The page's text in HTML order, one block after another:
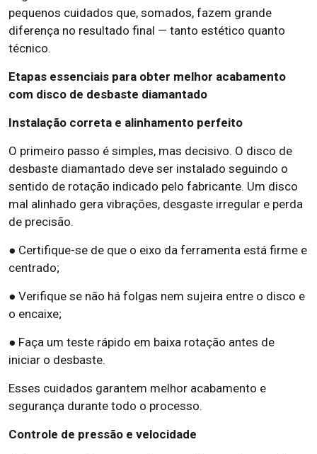
pequenos cuidados que, somados, fazem grande
diferença no resultado final — tanto estético quanto
técnico.
Etapas essenciais para obter melhor acabamento
com disco de desbaste diamantado
Instalação correta e alinhamento perfeito
O primeiro passo é simples, mas decisivo. O disco de
desbaste diamantado deve ser instalado seguindo o
sentido de rotação indicado pelo fabricante. Um disco
mal alinhado gera vibrações, desgaste irregular e perda
de precisão.
● Certifique-se de que o eixo da ferramenta está firme e
centrado;
● Verifique se não há folgas nem sujeira entre o disco e
o encaixe;
● Faça um teste rápido em baixa rotação antes de
iniciar o desbaste.
Esses cuidados garantem melhor acabamento e
segurança durante todo o processo.
Controle de pressão e velocidade